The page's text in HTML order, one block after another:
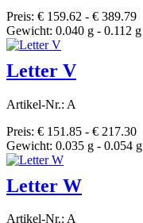
Preis: € 159.62 - € 389.79
Gewicht: 0.040 g - 0.112 g
Letter V
Artikel-Nr.: A
Preis: € 151.85 - € 217.30
Gewicht: 0.035 g - 0.054 g
Letter W
Artikel-Nr.: A